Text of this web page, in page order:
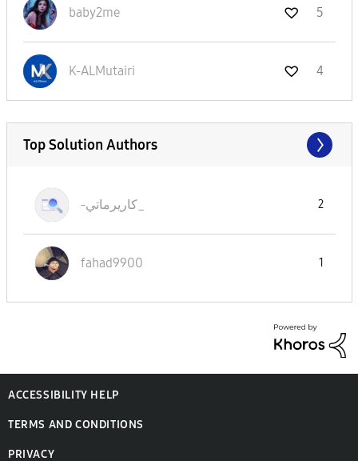
baby2me 5
K-ALMutairi 4
Top Solution Authors
-كاريرماتي_ 2
fahad9900 1
ACCESSIBILITY HELP
TERMS AND CONDITIONS
PRIVACY